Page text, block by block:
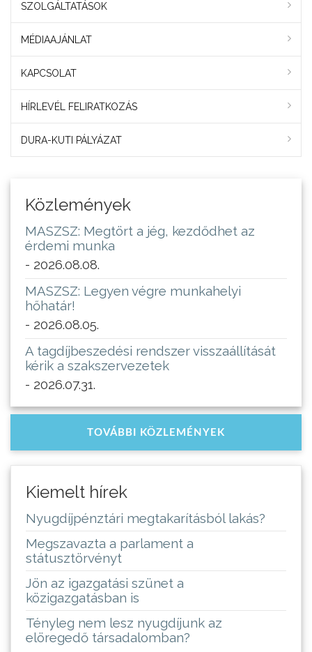
SZOLGÁLTATÁSOK
MÉDIAAJÁNLAT
KAPCSOLAT
HÍRLEVÉL FELIRATKOZÁS
DURA-KUTI PÁLYÁZAT
Közlemények
MASZSZ: Megtört a jég, kezdődhet az
érdemi munka
- 2026.08.08.
MASZSZ: Legyen végre munkahelyi
hőhatár!
- 2026.08.05.
A tagdíjbeszedési rendszer visszaállítását
kérik a szakszervezetek
- 2026.07.31.
TOVÁBBI KÖZLEMÉNYEK
Kiemelt hírek
Nyugdíjpénztári megtakarításból lakás?
Megszavazta a parlament a
státusztörvényt
Jön az igazgatási szünet a
közigazgatásban is
Tényleg nem lesz nyugdíjunk az
elöregedő társadalomban?